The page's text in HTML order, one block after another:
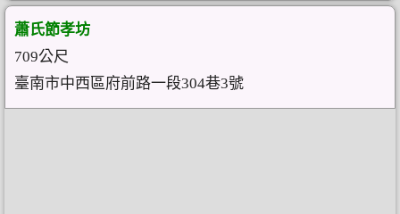
蕭氏節孝坊
709公尺
臺南市中西區府前路一段304巷3號